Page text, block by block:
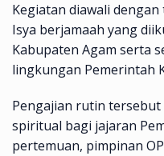
Kegiatan diawali dengan
Isya berjamaah yang
Kabupaten Agam serta
lingkungan Pemerintah
Pengajian rutin tersebut
spiritual bagi jajaran
pertemuan, pimpinan